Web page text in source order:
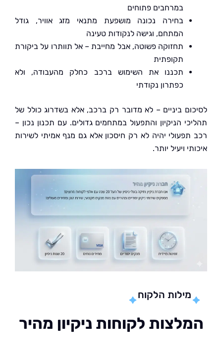
במרחבים פתוחים
בחירה נכונה מושפעת מתנאי מזג אוויר, גודל
המתחם, וגישה לנקודות טעינה
תחזוקה פשוטה, אבל מחייבת – אל תוותרו על ביקורת
תקופתית
תכננו את השימוש ברכב כחלק מהעבודה, ולא
כפתרון נקודתי
ביניים – לא מדובר רק ברכב, אלא בשדרוג כולל של
הניקיון והתפעול במתחמים גדולים. עם תכנון נכון –
יהיה לא רק חיסכון אלא גם מנף אמיתי לשירות
ויעיל יותר.
מילות הלקוח
לקוחות ניקיון מהיר